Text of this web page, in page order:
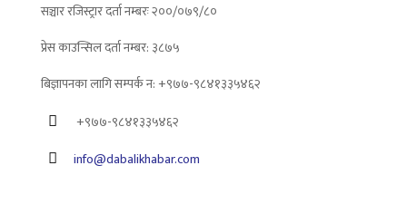
सञ्चार रजिस्ट्रार दर्ता नम्बरः २००/०७९/८०
प्रेस काउन्सिल दर्ता नम्बर: ३८७५
बिज्ञापनका लागि सम्पर्क न: +९७७-९८४१३३५४६२
+९७७-९८४१३३५४६२
info@dabalikhabar.com